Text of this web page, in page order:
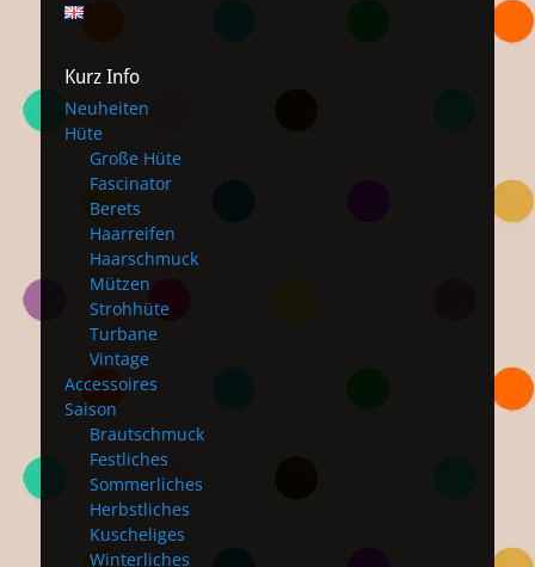
Kurz Info
Neuheiten
Hüte
Große Hüte
Fascinator
Berets
Haarreifen
Haarschmuck
Mützen
Strohhüte
Turbane
Vintage
Accessoires
Saison
Brautschmuck
Festliches
Sommerliches
Herbstliches
Kuscheliges
Winterliches